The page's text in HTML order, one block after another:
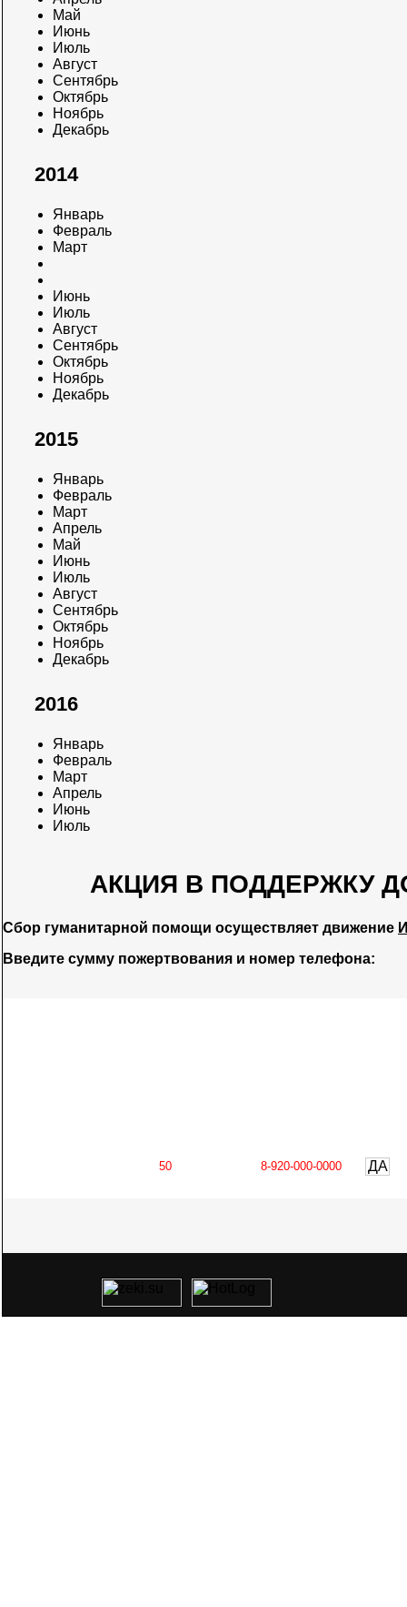
Май
Июнь
Июль
Август
Сентябрь
Октябрь
Ноябрь
Декабрь
2014
Январь
Февраль
Март
Июнь
Июль
Август
Сентябрь
Октябрь
Ноябрь
Декабрь
2015
Январь
Февраль
Март
Апрель
Май
Июнь
Июль
Август
Сентябрь
Октябрь
Ноябрь
Декабрь
2016
Январь
Февраль
Март
Апрель
Июнь
Июль
АКЦИЯ В ПОДДЕРЖКУ
Сбор гуманитарной помощи осуществляет движение
Введите сумму пожертвования и номер телефона:
ДА